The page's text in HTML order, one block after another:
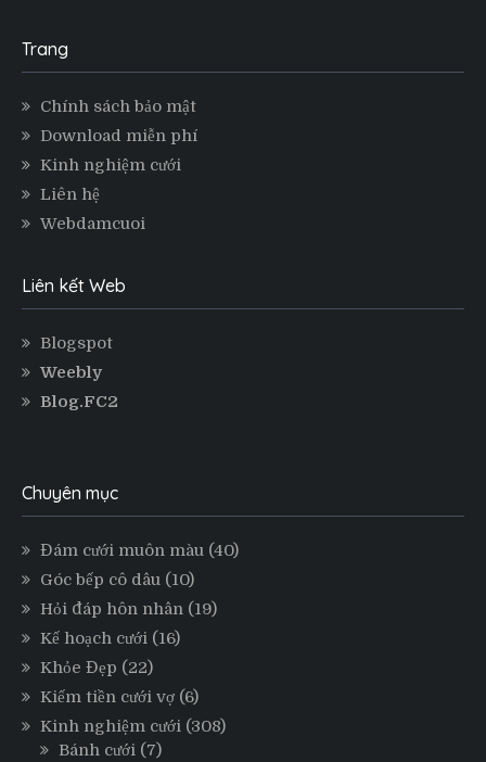
Trang
Chính sách bảo mật
Download miễn phí
Kinh nghiệm cưới
Liên hệ
Webdamcuoi
Liên kết Web
Blogspot
Weebly
Blog.FC2
Chuyên mục
Đám cưới muôn màu (40)
Góc bếp cô dâu (10)
Hỏi đáp hôn nhân (19)
Kế hoạch cưới (16)
Khỏe Đẹp (22)
Kiếm tiền cưới vợ (6)
Kinh nghiệm cưới (308)
Bánh cưới (7)